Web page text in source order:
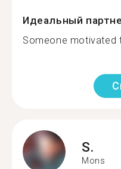
Идеальный
Someone motivated
S.
Mons